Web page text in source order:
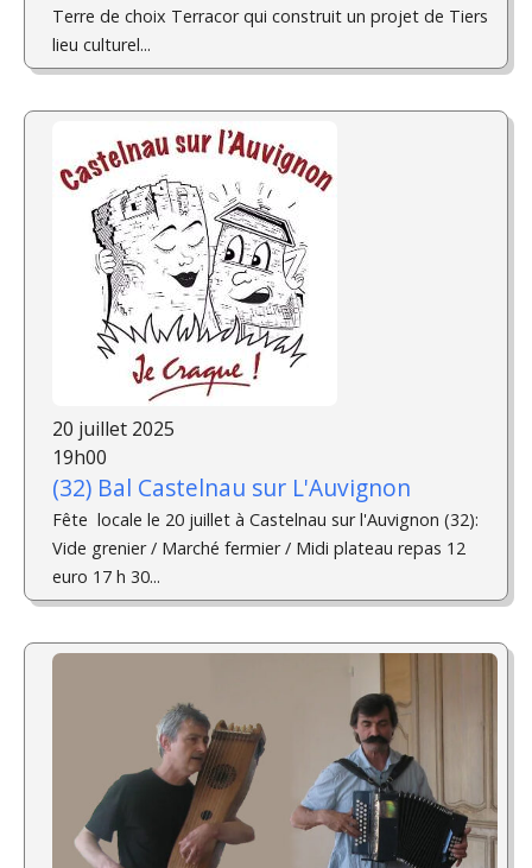
Terre de choix Terracor qui construit un projet de Tiers
lieu culturel...
20 juillet 2025
19h00
(32) Bal Castelnau sur L'Auvignon
Fête locale le 20 juillet à Castelnau sur l'Auvignon (32):
Vide grenier / Marché fermier / Midi plateau repas 12
euro 17 h 30...